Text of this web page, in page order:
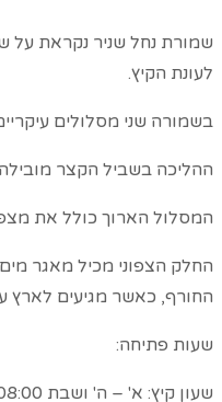
שמורת נחל שניר נקראת על
לעונת הקיץ.
בשמורה שני מסלולים
ההליכה בשביל הקצר
המסלול הארוך כולל את
החלק הצפוני מכיל מאגר
החורף, כאשר מגיעים לארץ
שעות פתיחה:
שעון קיץ: א' – ה' ושבת 08:00 – 17:00 שישי וערבי חג: 08:00 – 16:00